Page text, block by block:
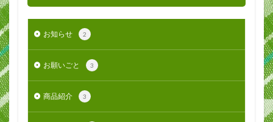
お知らせ 2
お願いごと 3
商品紹介 3